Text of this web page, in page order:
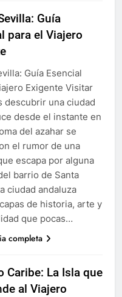
Guía
para el Viajero
Guía Esencial
Exigente Visitar
descubrir una ciudad
desde el instante en
del azahar se
el rumor de una
escapa por alguna
barrio de Santa
ciudad andaluza
de historia, arte y
que pocas…
completa
Caribe: La Isla que
al Viajero